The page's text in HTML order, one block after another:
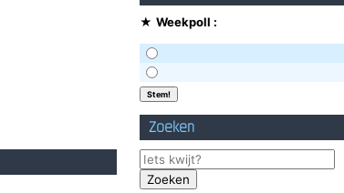
meer respect en begrip hebben voor gelovigen dan
Verknoei je tijd op een nuttige
Geej se lèllike
★ Weekpoll :
Zoeken